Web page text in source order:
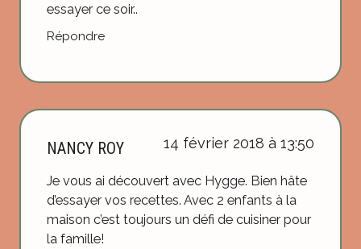
essayer ce soir..
Répondre
NANCY ROY 14 février 2018 à 13:50
Je vous ai découvert avec Hygge. Bien hâte
d’essayer vos recettes. Avec 2 enfants à la
maison c’est toujours un défi de cuisiner pour
la famille!